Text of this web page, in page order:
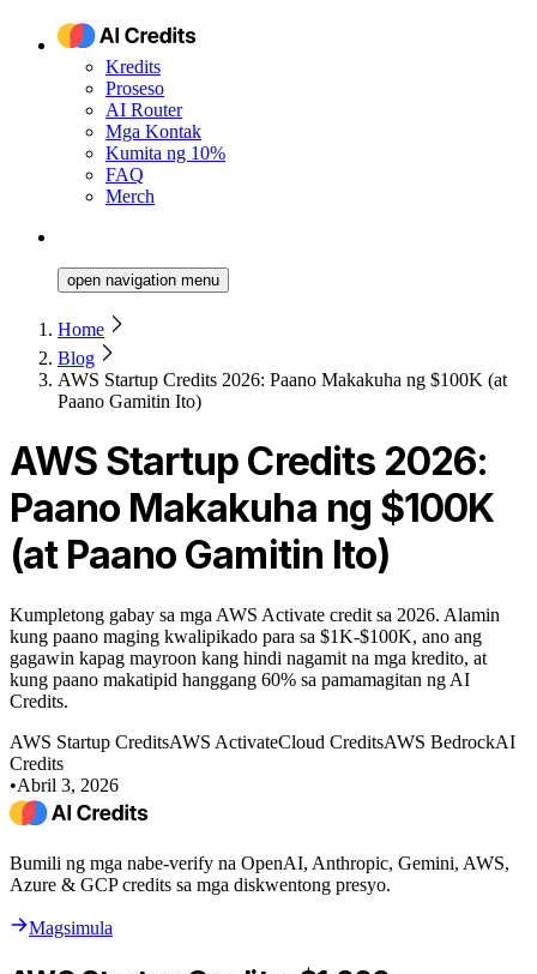
Kredits
Proseso
AI Router
Mga Kontak
Kumita ng 10%
FAQ
Merch
open navigation menu
Home
Blog
AWS Startup Credits 2026: Paano Makakuha ng $100K (at
Paano Gamitin Ito)
AWS Startup Credits 2026:
Paano Makakuha ng $100K
(at Paano Gamitin Ito)
Kumpletong gabay sa mga AWS Activate credit sa 2026. Alamin
kung paano maging kwalipikado para sa $1K-$100K, ano ang
gagawin kapag mayroon kang hindi nagamit na mga kredito, at
kung paano makatipid hanggang 60% sa pamamagitan ng AI
Credits.
AWS Startup CreditsAWS ActivateCloud CreditsAWS BedrockAI
Credits
•Abril 3, 2026
Bumili ng mga nabe-verify na OpenAI, Anthropic, Gemini, AWS,
Azure & GCP credits sa mga diskwentong presyo.
Magsimula